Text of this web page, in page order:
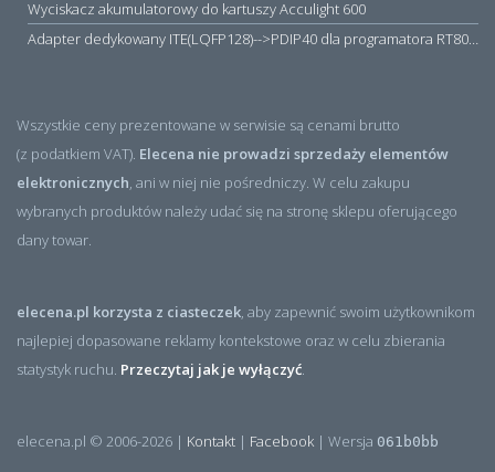
Wyciskacz akumulatorowy do kartuszy Acculight 600
Adapter dedykowany ITE(LQFP128)-->PDIP40 dla programatora RT809H/RT809F (simple)
Wszystkie ceny prezentowane w serwisie są cenami brutto
(z podatkiem VAT). Elecena nie prowadzi sprzedaży elementów
elektronicznych, ani w niej nie pośredniczy. W celu zakupu
wybranych produktów należy udać się na stronę sklepu oferującego
dany towar.
elecena.pl korzysta z ciasteczek, aby zapewnić swoim użytkownikom
najlepiej dopasowane reklamy kontekstowe oraz w celu zbierania
statystyk ruchu. Przeczytaj jak je wyłączyć.
elecena.pl © 2006-2026 | Kontakt | Facebook | Wersja 061b0bb